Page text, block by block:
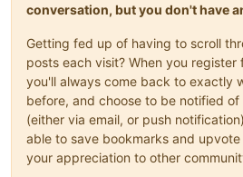
conversation, but you don't have
Getting fed up of having to scroll
posts each visit? When you register
you'll always come back to exactly
before, and choose to be notified of
(either via email, or push
able to save bookmarks and
your appreciation to other